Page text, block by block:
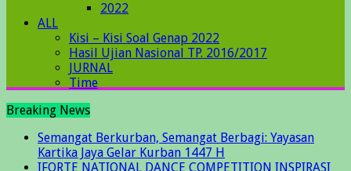
2022
ALL
Kisi – Kisi Soal Genap 2022
Hasil Ujian Nasional TP. 2016/2017
JURNAL
Time
Breaking News
Semangat Berkurban, Semangat Berbagi: Yayasan
Kartika Jaya Gelar Kurban 1447 H
IFORTE NATIONAL DANCE COMPETITION INSPIRASI